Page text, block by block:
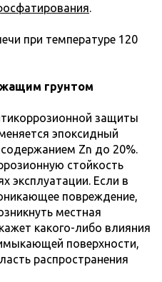
.
при температуре 120
грунтом
защиты
эпоксидный
Zn до 20%.
стойкость
эксплуатации. Если в
повреждение,
местная
какого-либо влияния
поверхности,
распространения